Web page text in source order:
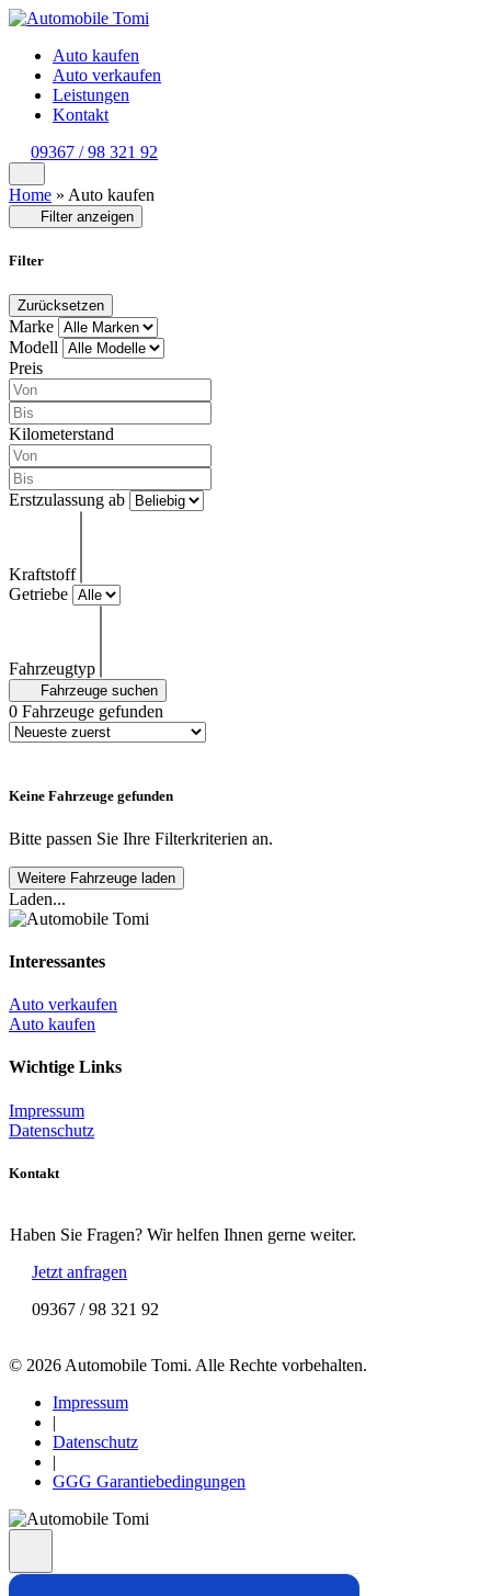
Auto kaufen
Auto verkaufen
Leistungen
Kontakt
09367 / 98 321 92
Home » Auto kaufen
Filter anzeigen
Filter
Zurücksetzen
Marke
Modell
Preis
Kilometerstand
Erstzulassung ab
Kraftstoff
Getriebe
Fahrzeugtyp
Fahrzeuge suchen
0 Fahrzeuge gefunden
Keine Fahrzeuge gefunden
Bitte passen Sie Ihre Filterkriterien an.
Weitere Fahrzeuge laden
Laden...
Interessantes
Auto verkaufen
Auto kaufen
Wichtige Links
Impressum
Datenschutz
Kontakt
Haben Sie Fragen? Wir helfen Ihnen gerne weiter.
Jetzt anfragen
09367 / 98 321 92
© 2026 Automobile Tomi. Alle Rechte vorbehalten.
Impressum
|
Datenschutz
|
GGG Garantiebedingungen